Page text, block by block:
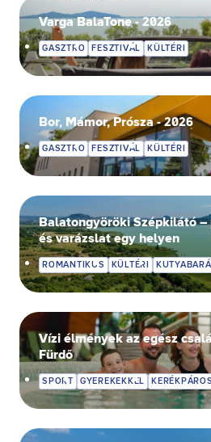
Varga BalaTone - 2026
GASZTRO FESZTIVÁL KÜLTÉRI
Bor, Mámor, Prósza - 2026
GASZTRO FESZTIVÁL KÜLTÉRI
Balatongyöröki Szépkilátó –
és varázslat egy helyen
ROMANTIKUS KÜLTÉRI
Vízi élmények az egész
Fürdő
SPORT GYEREKEKKEL